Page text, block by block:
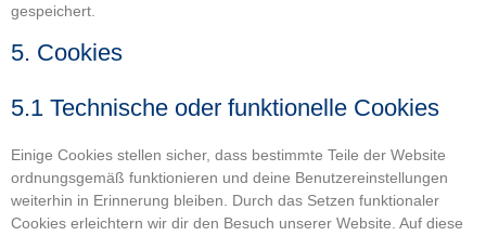
gespeichert.
5. Cookies
5.1 Technische oder funktionelle Cookies
Einige Cookies stellen sicher, dass bestimmte Teile der Website
ordnungsgemäß funktionieren und deine Benutzereinstellungen
weiterhin in Erinnerung bleiben. Durch das Setzen funktionaler
Cookies erleichtern wir dir den Besuch unserer Website. Auf diese